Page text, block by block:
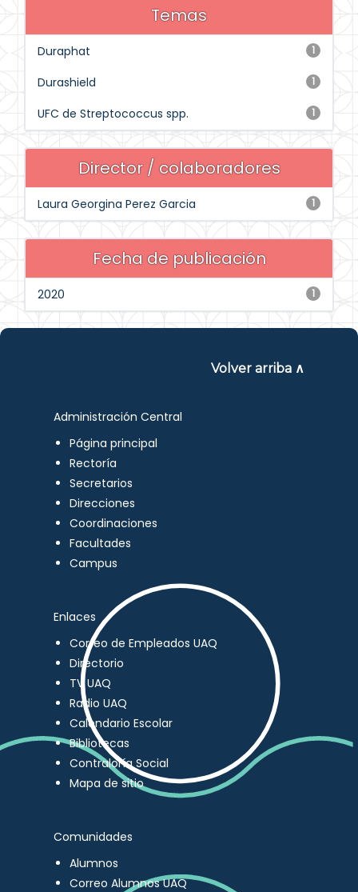
Temas
1
Duraphat
1
Durashield
1
UFC de Streptococcus spp.
Director / colaboradores
1
Laura Georgina Perez Garcia
Fecha de publicación
1
2020
Volver arriba ∧
Administración Central
Página principal
Rectoría
Secretarios
Direcciones
Coordinaciones
Facultades
Campus
Enlaces
Correo de Empleados UAQ
Directorio
TV UAQ
Radio UAQ
Calendario Escolar
Bibliotecas
Contraloría Social
Mapa de sitio
Comunidades
Alumnos
Correo Alumnos UAQ